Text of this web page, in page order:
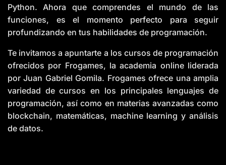
Python. Ahora que comprendes el mundo de las
funciones, es el momento perfecto para seguir
profundizando en tus habilidades de programación.
Te invitamos a apuntarte a los cursos de programación
ofrecidos por Frogames, la academia online liderada
por Juan Gabriel Gomila. Frogames ofrece una amplia
variedad de cursos en los principales lenguajes de
programación, así como en materias avanzadas como
blockchain, matemáticas, machine learning y análisis
de datos.